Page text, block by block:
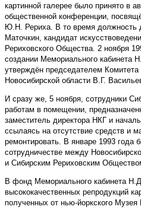
картинной галерее было принято в
общественной конференции,
Ю.Н. Рериха. В то время должность
Маточкин, кандидат
Рериховского Общества. 2 ноября
создании Мемориального кабинета
утверждён председателем Комитета
Новосибирской области В.Г.
И сразу же, 5 ноября, сотрудники
работам в помещении,
заместитель директора НКГ и
ссылаясь на отсутствие средств и
ремонтировать. В январе 1993 года
сотрудничестве между
и Сибирским Рериховским
В фонд Мемориального кабинета
высококачественных репродукций
полученных от нью-йоркского Музея